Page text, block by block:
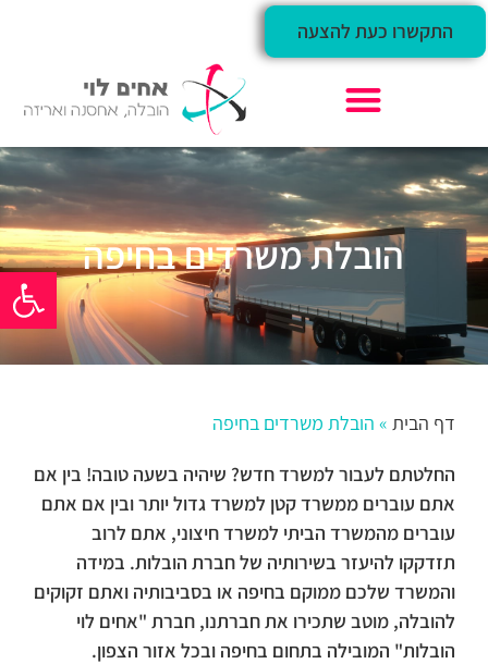
פתח
התקשרו כעת להצעה
הובלת משרדים בחיפה
דף הבית » הובלת משרדים בחיפה
החלטתם לעבור למשרד חדש? שיהיה בשעה טובה! בין אם
אתם עוברים ממשרד קטן למשרד גדול יותר ובין אם אתם
עוברים מהמשרד הביתי למשרד חיצוני, אתם לרוב
תזדקקו להיעזר בשירותיה של חברת הובלות. במידה
והמשרד שלכם ממוקם בחיפה או בסביבותיה ואתם זקוקים
להובלה, מוטב שתכירו את חברתנו, חברת "אחים לוי
הובלות" המובילה בתחום בחיפה ובכל אזור הצפון.